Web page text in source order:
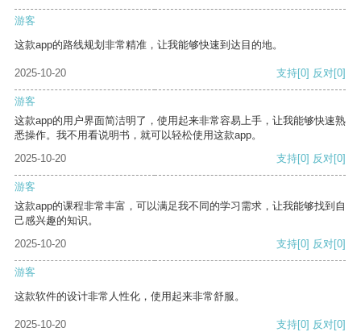
游客
这款app的路线规划非常精准，让我能够快速到达目的地。
2025-10-20 支持[0] 反对[0]
游客
这款app的用户界面简洁明了，使用起来非常容易上手，让我能够快速熟
悉操作。我不用看说明书，就可以轻松使用这款app。
2025-10-20
支持[0] 反对[0]
游客
这款app的课程非常丰富，可以满足我不同的学习需求，让我能够找到自
己感兴趣的知识。
2025-10-20
支持[0] 反对[0]
游客
这款软件的设计非常人性化，使用起来非常舒服。
2025-10-20 支持[0] 反对[0]